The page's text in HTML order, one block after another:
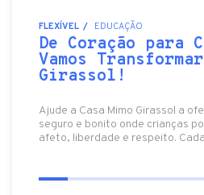
FLEXÍVEL EDUCAÇÃO
De Coração para
Vamos
Girassol!
Ajude a Casa Mimo Girassol a
seguro e bonito onde crianças
afeto, liberdade e respeito.